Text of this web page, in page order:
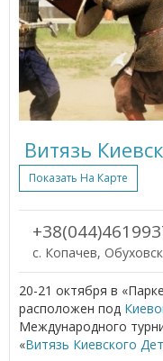
Витязь
Показать На Карте
с. Копачев,
20-21 октября в
расположен под
Международного
«Витязь Киевского